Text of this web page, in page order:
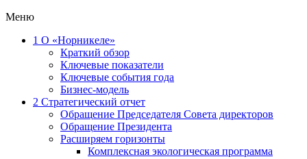
Меню
1 О «Норникеле»
Краткий обзор
Ключевые показатели
Ключевые события года
Бизнес-модель
2 Стратегический отчет
Обращение Председателя Совета директоров
Обращение Президента
Расширяем горизонты
Комплексная экологическая программа